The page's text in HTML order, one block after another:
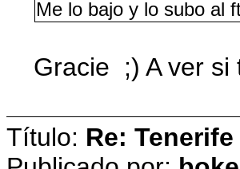
Me lo bajo y lo subo al
Gracie ;) A ver si
Título: Re: